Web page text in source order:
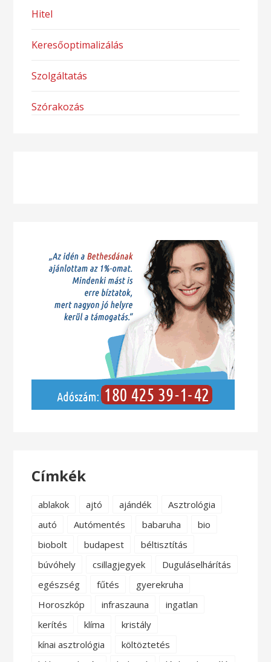
Hitel
Keresőoptimalizálás
Szolgáltatás
Szórakozás
Címkék
ablakok ajtó ajándék
Asztrológia
autó
Autómentés babaruha
bio
biobolt
budapest
béltisztítás
búvóhely
csillagjegyek
Duguláselhárítás
egészség
fűtés
gyerekruha
Horoszkóp
infraszauna
ingatlan
kerítés
klíma
kristály
kínai asztrológia
költöztetés